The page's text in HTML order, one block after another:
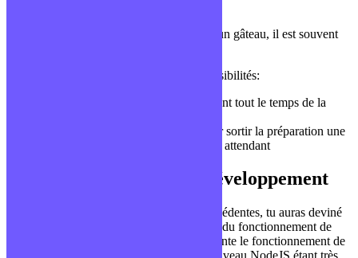
Lorsque l’on fait une quiche, une tarte ou un gâteau, il est souvent
Une fois mis à cuire, nous avons deux possibilités:
regarder notre préparation cuire durant tout le temps de la
mettre un minuteur ou un réveil pour sortir la préparation une
fois cuite et aller faire autre chose en attendant
NodeJS – installation et développement
Si tu as bien compris mes explications précédentes, tu auras deviné
que regarder son plat cuire est l’équivalent du fonctionnement de
PHP tandis que mettre un minuteur représente le fonctionnement de